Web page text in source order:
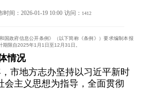
时间：2026-01-19 10:00 访问： 1412
国政府信息公开条例》（以下简称《条例》）要求编制本报
期限自2025年1 月 1 日至12 月31 日。
情况
市地方志办坚持以习近平新时
会主义思想为指导，全面贯彻